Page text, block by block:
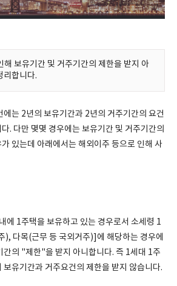
해 보유기간 및 거주기간의 제한을 받지 아
리합니다.
는 2년의 보유기간과 2년의 거주기간의 요건
. 다만 몇몇 경우에는 보유기간 및 거주기간의
있는데 아래에서는 해외이주 등으로 인해 사
에 1주택을 보유하고 있는 경우로서 소세령 1
다목(근무 등 국외거주)]에 해당하는 경우에
간의 "제한"을 받지 아니합니다. 즉 1세대 1주
보유기간과 거주요건의 제한을 받지 않습니다.